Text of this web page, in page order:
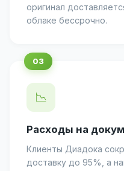
оригинал
облаке бессрочно.
📉
Расходы на
Клиенты Диадока
доставку до 95%, а